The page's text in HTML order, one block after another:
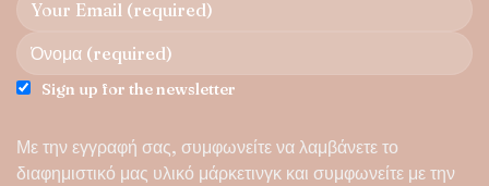
Sign up for the newsletter
Με την εγγραφή σας, συμφωνείτε να λαμβάνετε το
διαφημιστικό μας υλικό μάρκετινγκ και συμφωνείτε με την